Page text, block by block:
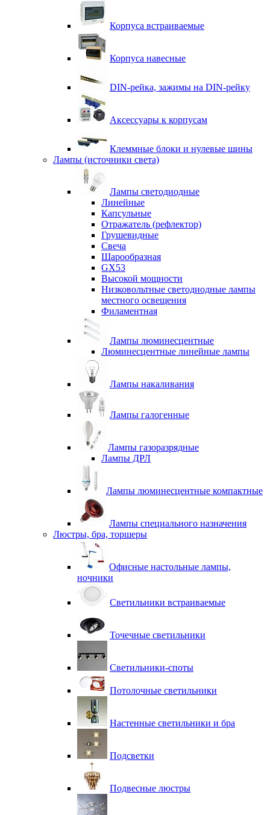
Корпуса встраиваемые
Корпуса навесные
DIN-рейка, зажимы на DIN-рейку
Аксессуары к корпусам
Клеммные блоки и нулевые шины
Лампы (источники света)
Лампы светодиодные
Линейные
Капсульные
Отражатель (рефлектор)
Грушевидные
Свеча
Шарообразная
GX53
Высокой мощности
Низковольтные светодиодные лампы
местного освещения
Филаментная
Лампы люминесцентные
Люминесцентные линейные лампы
Лампы накаливания
Лампы галогенные
Лампы газоразрядные
Лампы ДРЛ
Лампы люминесцентные компактные
Лампы специального назначения
Люстры, бра, торшеры
Офисные настольные лампы,
ночники
Светильники встраиваемые
Точечные светильники
Светильники-споты
Потолочные светильники
Настенные светильники и бра
Подсветки
Подвесные люстры